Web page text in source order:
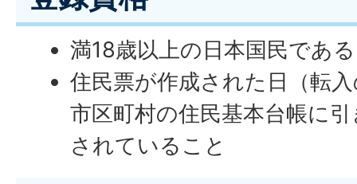
満18歳以上の日本国民であ
住民票が作成された日（転
市区町村の住民基本台帳に
されていること